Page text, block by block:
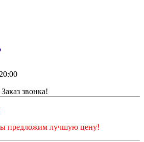
Заказ звонка!
предложим лучшую цену!